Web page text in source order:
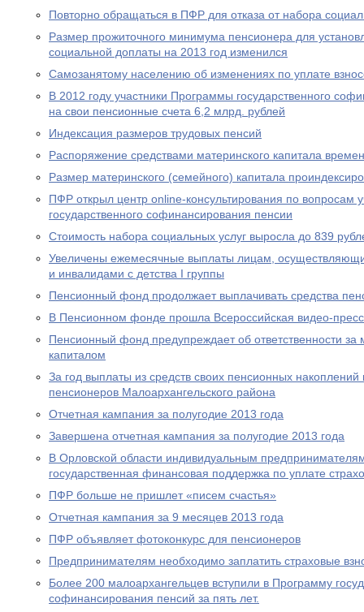
Повторно обращаться в ПФР для отказа от набора
Размер прожиточного минимума пенсионера для
социальной доплаты на 2013 год изменился
Самозанятому населению об изменениях по уплате
В 2012 году участники Программы государственного
на свои пенсионные счета 6,2 млрд. рублей
Индексация размеров трудовых пенсий
Распоряжение средствами материнского капитала
Размер материнского (семейного) капитала
ПФР открыл центр online-консультирования по вопросам
государственного софинансирования пенсии
Стоимость набора социальных услуг выросла до 839
Увеличены ежемесячные выплаты лицам,
и инвалидами с детства I группы
Пенсионный фонд продолжает выплачивать средства
В Пенсионном фонде прошла Всероссийская видео-
Пенсионный фонд предупреждает об ответственности
капиталом
За год выплаты из средств своих пенсионных накоплений
пенсионеров Малоархангельского района
Отчетная кампания за полугодие 2013 года
Завершена отчетная кампания за полугодие 2013 года
В Орловской области индивидуальным
государственная финансовая поддержка по уплате
ПФР больше не пришлет «писем счастья»
Отчетная кампания за 9 месяцев 2013 года
ПФР объявляет фотоконкурс для пенсионеров
Предпринимателям необходимо заплатить страховые
Более 200 малоархангельцев вступили в Программу
софинансирования пенсий за пять лет.